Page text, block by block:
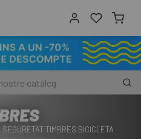
SEGURETAT TIMBRES BICICLETA